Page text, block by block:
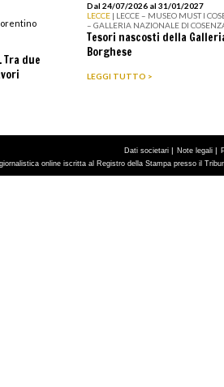
due
Dal 24/07/2026 al 31/01/2027
LECCE | LECCE – MUSEO MUST I
– GALLERIA NAZIONALE DI
Tesori nascosti della
Borghese
LEGGI TUTTO >
Dati societari Note legali
online iscritta al Registro della Stampa presso il